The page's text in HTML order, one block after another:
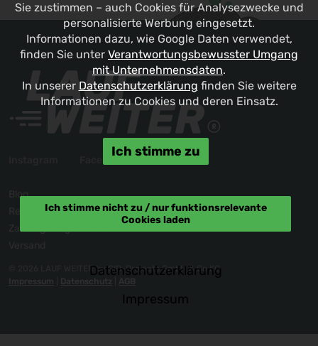
Facebook
Blog
Reklamation / Kontakt
Zahlungsmöglichkeiten
© 2026 LAUF WEITER by GID-Projects GmbH & Co KG
Impressum
Datenschutz AGB
Sie zustimmen – auch Cookies für Analysezwecke und
personalisierte Werbung eingesetzt.
Informationen dazu, wie Google Daten verwendet,
finden Sie unter Verantwortungsbewusster Umgang
mit Unternehmensdaten.
In unserer Datenschutzerklärung finden Sie weitere
Informationen zu Cookies und deren Einsatz.
Ich stimme zu
Ich stimme nicht zu / nur funktionsrelevante
Cookies laden
Datenschutzerklärung
Impressum